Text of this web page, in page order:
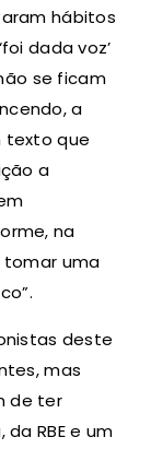
hábitos
dada voz’
se ficam
a
texto que
a
na
tomar uma
deste
mas
de ter
RBE e um